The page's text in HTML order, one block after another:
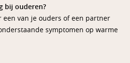
bij ouderen?
een van je ouders of een partner
symptomen op warme